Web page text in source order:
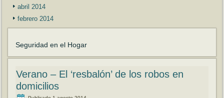
abril 2014
febrero 2014
Seguridad en el Hogar
Verano – El ‘resbalón’ de los robos en
domicilios